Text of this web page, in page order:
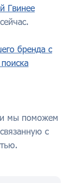
Гвинее
бренда с
мы поможем
с